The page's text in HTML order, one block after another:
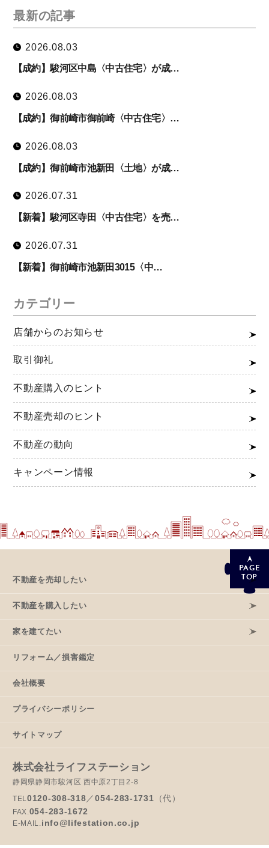
最新の記事
2026.08.03
【成約】駿河区中島〈中古住宅〉が成…
2026.08.03
【成約】御前崎市御前崎〈中古住宅〉…
2026.08.03
【成約】御前崎市池新田〈土地〉が成…
2026.07.31
【新着】駿河区寺田〈中古住宅〉を売…
2026.07.31
【新着】御前崎市池新田3015〈中…
カテゴリー
店舗からのお知らせ
取引御礼
不動産購入のヒント
不動産売却のヒント
不動産の動向
キャンペーン情報
PAGE
TOP
不動産を売却したい
不動産を購入したい
家を建てたい
リフォーム／損害鑑定
会社概要
プライバシーポリシー
サイトマップ
株式会社ライフステーション
静岡県静岡市駿河区 西中原2丁目2-8
TEL0120-308-318／054-283-1731 （代）
FAX.054-283-1672
E-MAIL. info@lifestation.co.jp